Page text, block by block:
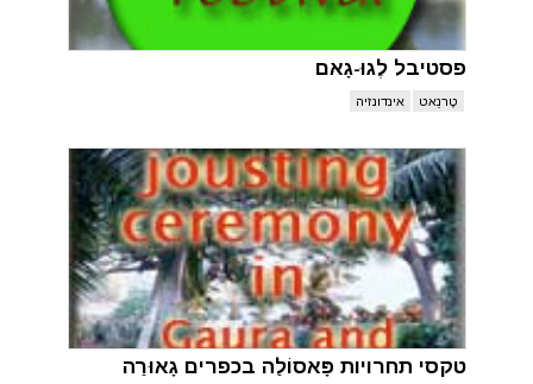
פסטיבל לֶגוּ-גָאם
טֶרנֵאט אינדונזיה
טקסי תחרויות פָּאסוֹלַה בכפרים גָאוּרַה